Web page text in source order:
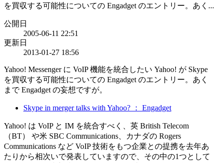
を買収する可能性についての Engadget のエントリー。あく...
公開日
2005-06-11 22:51
更新日
2013-01-27 18:56
Yahoo! Messenger に VoIP 機能を統合したい Yahoo! が Skype
を買収する可能性についての Engadget のエントリー。あく
まで Engadget の妄想ですが。
Skype in merger talks with Yahoo? ： Engadget
Yahoo! は VoIP と IM を統合すべく、英 British Telecom
（BT） や米 SBC Communications、カナダの Rogers
Communications など VoIP 技術をもつ企業との提携を去年あ
たりから相次いで発表していますので、その中の1つとして